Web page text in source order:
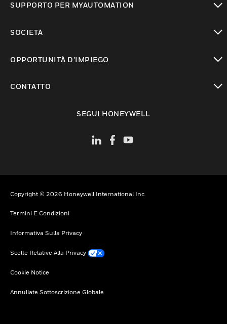
SUPPORTO PER MYAUTOMATION
SOCIETÀ
OPPORTUNITÀ D’IMPIEGO
CONTATTO
SEGUI HONEYWELL
Copyright © 2026 Honeywell International Inc
Termini E Condizioni
Informativa Sulla Privacy
Scelte Relative Alla Privacy
Cookie Notice
Annullate Sottoscrizione Globale